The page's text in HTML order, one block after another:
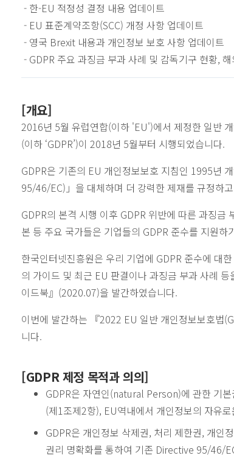
- 한-EU 적정성 결정 내용 업데이트
- EU 표준계약조항(SCC) 개정 사항 업데이트
- 영국 Brexit 내용과 개인정보 보호 사항 업데이트
- GDPR 주요 과징금 부과 사례 및 감독기구 현황,
[개요]
2016년 5월 유럽연합(이하 'EU')에서 제정한 일반
(이하 ‘GDPR’)이 2018년 5월부터 시행되었습니다.
GDPR은 기존의 EU 개인정보보호 지침인 1995년
95/46/EC)」을 대체하며 더 강력한 제재를 규정하
GDPR의 본격 시행 이후 GDPR 위반에 따른 과징금
본 등 주요 국가들은 기업들의 GDPR 준수를 지원
한국인터넷진흥원은 우리 기업에 GDPR 준수에 대
의 가이드 및 최근 EU 판결이나 과징금 부과 사례
이드북』(2020.07)을 발간하였습니다.
이번에 발간하는 『2022 EU 일반 개인정보보호법
니다.
[GDPR 제정 목적과 의의]
GDPR은 자연인(natural Person)에 관한 기
(제1조제2항), EU역내에서 개인정보의 자유
GDPR은 개인정보 삭제권, 처리 제한권, 개인
권리 명확화를 통하여 기존 Directive 95/46/